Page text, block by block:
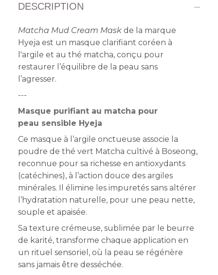
DESCRIPTION
Matcha Mud Cream Mask de la marque
Hyeja est un masque clarifiant coréen à
l'argile et au thé matcha, conçu pour
restaurer l’équilibre de la peau sans
l’agresser.
---
Masque purifiant au matcha pour
peau sensible Hyeja
Ce masque à l’argile onctueuse associe la
poudre de thé vert Matcha cultivé à Boseong,
reconnue pour sa richesse en antioxydants
(catéchines), à l’action douce des argiles
minérales. Il élimine les impuretés sans altérer
l’hydratation naturelle, pour une peau nette,
souple et apaisée.
Sa texture crémeuse, sublimée par le beurre
de karité, transforme chaque application en
un rituel sensoriel, où la peau se régénère
sans jamais être desséchée.